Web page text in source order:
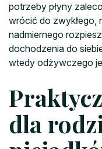
potrzeby płyny
wrócić do zwykłego,
nadmiernego
dochodzenia do
wtedy odżywczego
dla